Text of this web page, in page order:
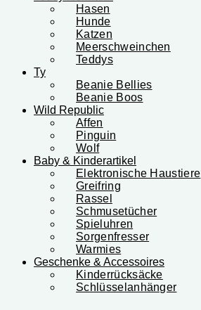
Hasen
Hunde
Katzen
Meerschweinchen
Teddys
Ty
Beanie Bellies
Beanie Boos
Wild Republic
Affen
Pinguin
Wolf
Baby & Kinderartikel
Elektronische Haustiere
Greifring
Rassel
Schmusetücher
Spieluhren
Sorgenfresser
Warmies
Geschenke & Accessoires
Kinderrücksäcke
Schlüsselanhänger